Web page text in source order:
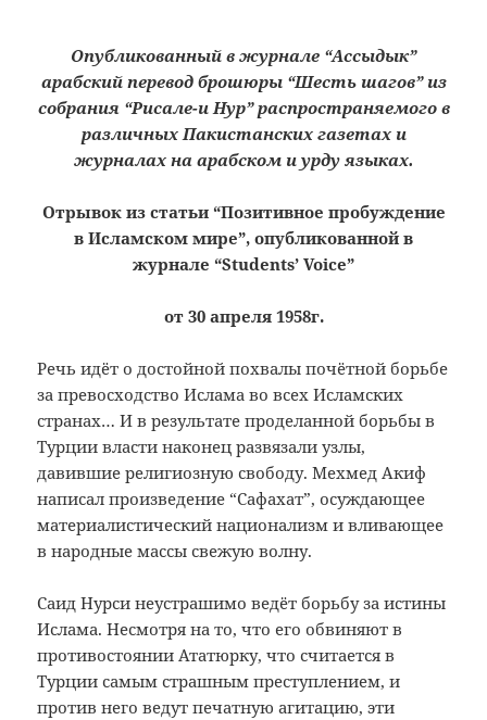
Опубликованный в журнале “Ассыдык”
арабский перевод брошюры “Шесть шагов” из
собрания “Рисале-и Нур” распространяемого в
различных Пакистанских газетах и
журналах на арабском и урду языках.
Отрывок из статьи “Позитивное пробуждение
в Исламском мире”, опубликованной в
журнале “Students’ Voice”
от 30 апреля 1958г.
Речь идёт о достойной похвалы почётной борьбе
за превосходство Ислама во всех Исламских
странах… И в результате проделанной борьбы в
Турции власти наконец развязали узлы,
давившие религиозную свободу. Мехмед Акиф
написал произведение “Сафахат”, осуждающее
материалистический национализм и вливающее
в народные массы свежую волну.
Саид Нурси неустрашимо ведёт борьбу за истины
Ислама. Несмотря на то, что его обвиняют в
противостоянии Ататюрку, что считается в
Турции самым страшным преступлением, и
против него ведут печатную агитацию, эти